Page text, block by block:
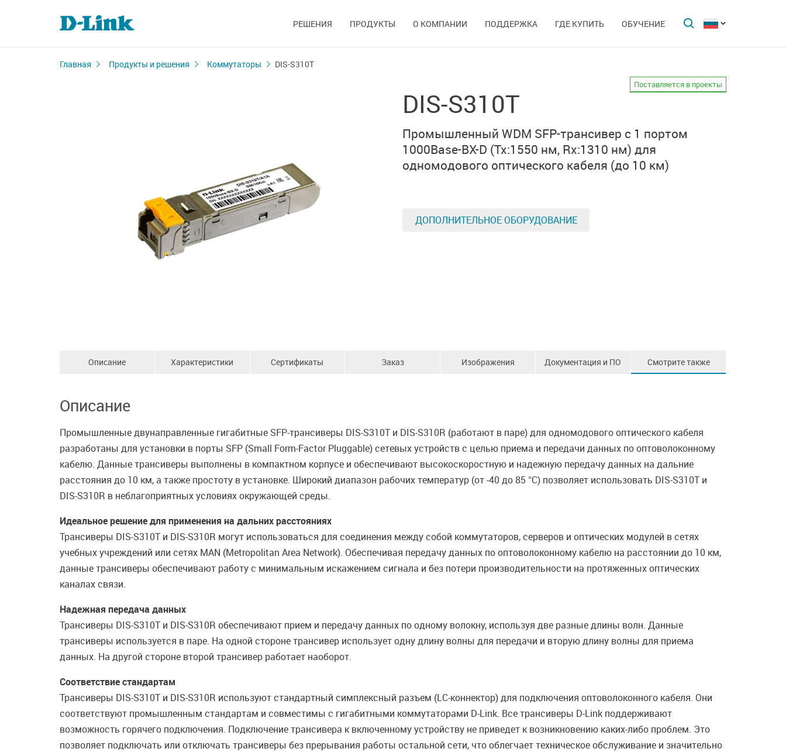
РЕШЕНИЯ ПРОДУКТЫ О КОМПАНИИ ПОДДЕРЖКА ГДЕ КУПИТЬ ОБУЧЕНИЕ
Главная Продукты и решения Коммутаторы DIS-S310T
DIS-S310T
Поставляется в проекты
Промышленный WDM SFP-трансивер с 1 портом
1000Base-BX-D (Tx:1550 нм, Rx:1310 нм) для
одномодового оптического кабеля (до 10 км)
ДОПОЛНИТЕЛЬНОЕ ОБОРУДОВАНИЕ
Описание Характеристики Сертификаты Заказ Изображения Документация и ПО Смотрите также
Описание
Промышленные двунаправленные гигабитные SFP-трансиверы DIS-S310T и DIS-S310R (работают в паре) для одномодового оптического кабеля
разработаны для установки в порты SFP (Small Form-Factor Pluggable) сетевых устройств с целью приема и передачи данных по оптоволоконному
кабелю. Данные трансиверы выполнены в компактном корпусе и обеспечивают высокоскоростную и надежную передачу данных на дальние
расстояния до 10 км, а также простоту в установке. Широкий диапазон рабочих температур (от -40 до 85 °C) позволяет использовать DIS-S310T и
DIS-S310R в неблагоприятных условиях окружающей среды.
Идеальное решение для применения на дальних расстояниях
Трансиверы DIS-S310T и DIS-S310R могут использоваться для соединения между собой коммутаторов, серверов и оптических модулей в сетях
учебных учреждений или сетях MAN (Metropolitan Area Network). Обеспечивая передачу данных по оптоволоконному кабелю на расстоянии до 10 км,
данные трансиверы обеспечивают работу с минимальным искажением сигнала и без потери производительности на протяженных оптических
каналах связи.
Надежная передача данных
Трансиверы DIS-S310T и DIS-S310R обеспечивают прием и передачу данных по одному волокну, используя две разные длины волн. Данные
трансиверы используется в паре. На одной стороне трансивер использует одну длину волны для передачи и вторую длину волны для приема
данных. На другой стороне второй трансивер работает наоборот.
Соответствие стандартам
Трансиверы DIS-S310T и DIS-S310R используют стандартный симплексный разъем (LC-коннектор) для подключения оптоволоконного кабеля. Они
соответствуют промышленным стандартам и совместимы с гигабитными коммутаторами D-Link. Все трансиверы D-Link поддерживают
возможность горячего подключения. Подключение трансивера к включенному устройству не приведет к возникновению каких-либо проблем. Это
позволяет подключать или отключать трансиверы без прерывания работы остальной сети, что облегчает техническое обслуживание и значительно